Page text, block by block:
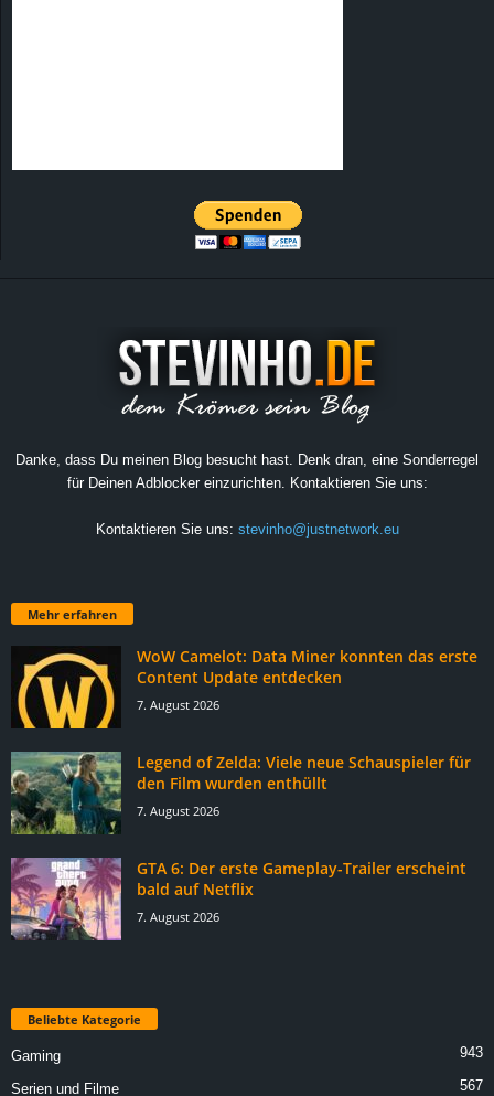
Danke, dass Du meinen Blog besucht hast. Denk dran, eine Sonderregel
für Deinen Adblocker einzurichten. Kontaktieren Sie uns:
Kontaktieren Sie uns: stevinho@justnetwork.eu
Mehr erfahren
WoW Camelot: Data Miner konnten das erste
Content Update entdecken
7. August 2026
Legend of Zelda: Viele neue Schauspieler für
den Film wurden enthüllt
7. August 2026
GTA 6: Der erste Gameplay-Trailer erscheint
bald auf Netflix
7. August 2026
Beliebte Kategorie
Gaming 943
Serien und Filme 567